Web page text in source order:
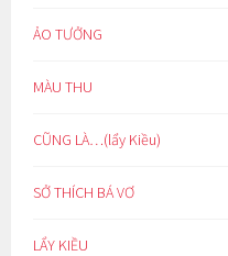
ẢO TƯỞNG
MÀU THU
CŨNG LÀ…(lẩy Kiều)
SỞ THÍCH BÁ VƠ
LẨY KIỀU